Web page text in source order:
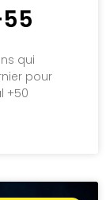
qui
pour
+50